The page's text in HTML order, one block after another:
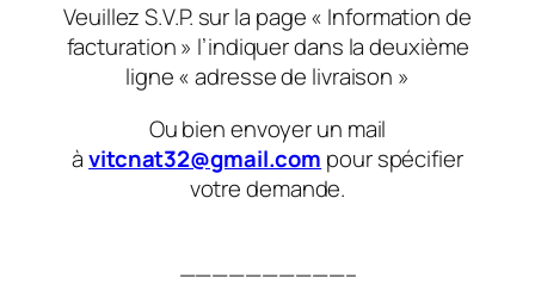
Veuillez S.V.P. sur la page « Information de
facturation » l’indiquer dans la deuxième
ligne « adresse de livraison »
Ou bien envoyer un mail
àvitcnat32@gmail.com pour spécifier
votre demande.
——————————–